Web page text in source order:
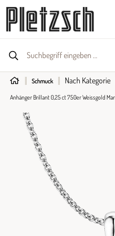
Schmuck Nach Kategorie
Anhänger Brillant 0,25 ct 750er Weissgold